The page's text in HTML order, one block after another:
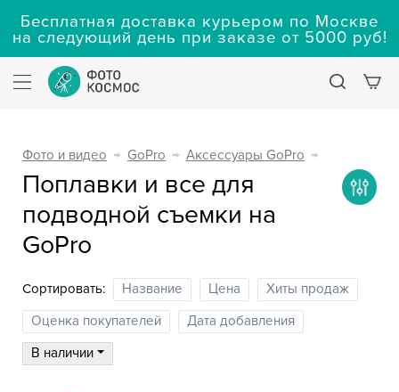
Бесплатная доставка курьером по Москве
на следующий день при заказе от 5000 руб!
Фото и видео → GoPro → Аксессуары GoPro →
Поплавки и все для
подводной съемки на
GoPro
Сортировать: Название Цена
Хиты продаж
Оценка покупателей
Дата добавления
В наличии